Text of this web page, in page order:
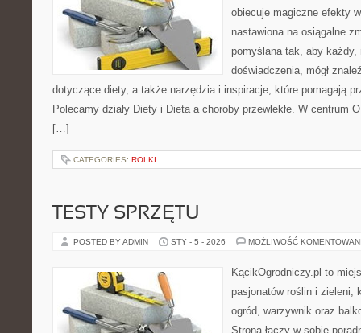
obiecuje magiczne efekty
nastawiona na osiągalne
pomyślana tak, aby każdy,
doświadczenia, mógł
dotyczące diety, a także narzędzia i inspiracje, które pomagają
Polecamy działy Diety i Dieta a choroby przewlekłe. W centrum
[…]
CATEGORIES: ROLKI
TESTY SPRZĘTU
POSTED BY ADMIN STY - 5 - 2026 MOŻLIWOŚĆ
KącikOgrodniczy.pl to
pasjonatów roślin i zieleni,
ogród, warzywnik oraz
Strona łączy w sobie